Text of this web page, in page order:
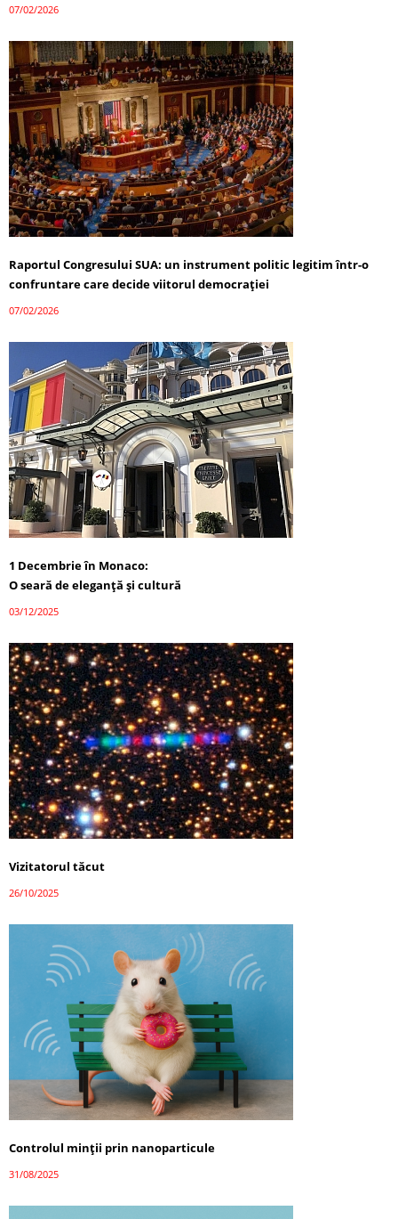
07/02/2026
Raportul Congresului SUA: un instrument politic legitim într-o
confruntare care decide viitorul democrației
07/02/2026
1 Decembrie în Monaco:
O seară de eleganță și cultură
03/12/2025
Vizitatorul tăcut
26/10/2025
Controlul minții prin nanoparticule
31/08/2025